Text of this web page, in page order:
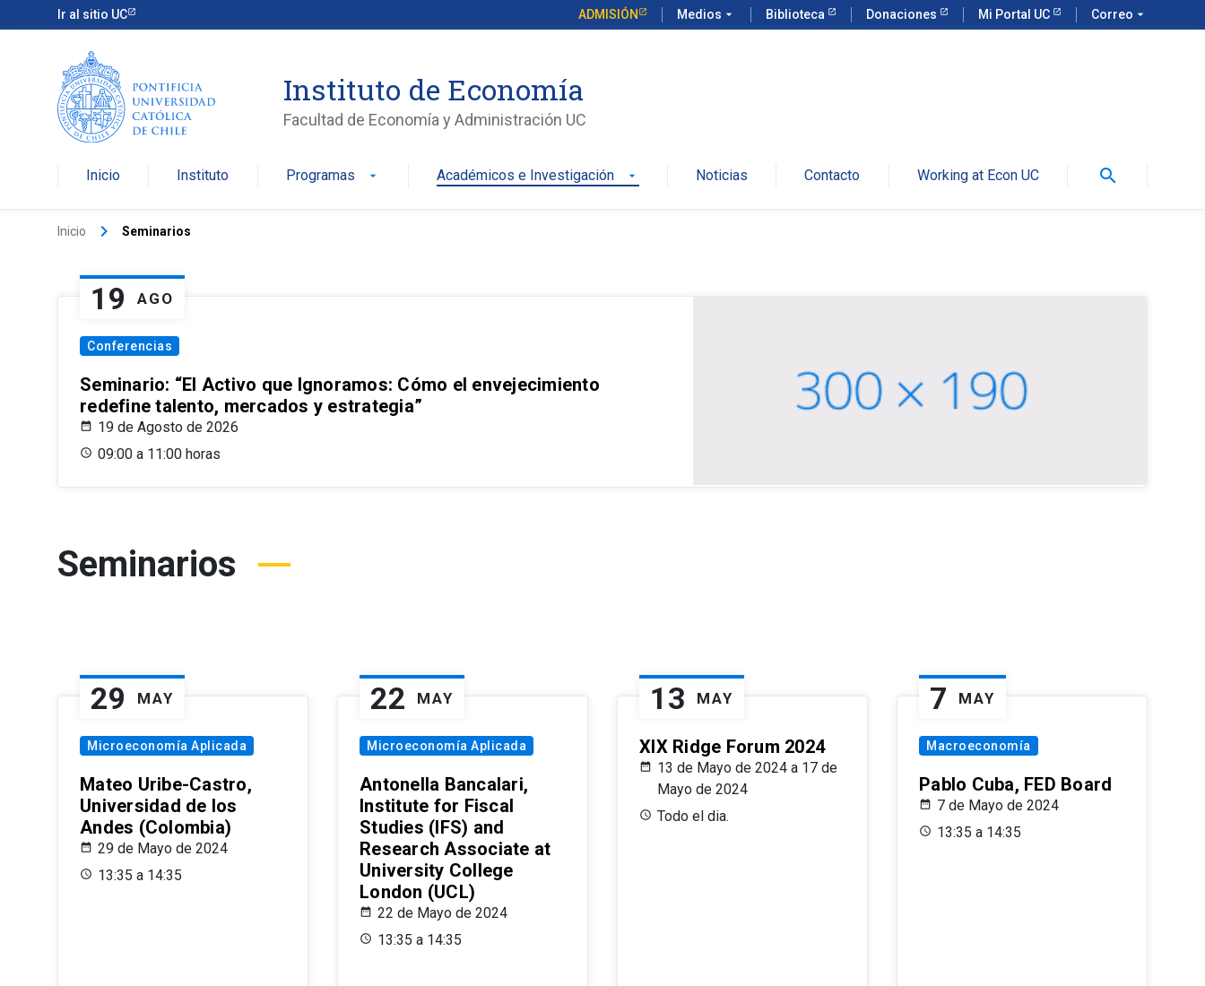
Ir al sitio UC ADMISIÓN Medios arrow_drop_down Biblioteca Donaciones Mi Portal UC Correo arrow_drop_down
Instituto de Economía
Facultad de Economía y Administración UC
Inicio Instituto Programas arrow_drop_down Académicos e Investigación arrow_drop_down Noticias Contacto Working at Econ UC search
Inicio keyboard_arrow_right Seminarios
19 AGO
Conferencias
Seminario: “El Activo que Ignoramos: Cómo el envejecimiento
redefine talento, mercados y estrategia”
19 de Agosto de 2026
09:00 a 11:00 horas
Seminarios
29 MAY
Microeconomía Aplicada
Mateo Uribe-Castro,
Universidad de los
Andes (Colombia)
29 de Mayo de 2024
13:35 a 14:35
22 MAY
Microeconomía Aplicada
Antonella Bancalari,
Institute for Fiscal
Studies (IFS) and
Research Associate at
University College
London (UCL)
22 de Mayo de 2024
13:35 a 14:35
13 MAY
XIX Ridge Forum 2024
13 de Mayo de 2024 a 17 de
Mayo de 2024
Todo el dia.
7 MAY
Macroeconomía
Pablo Cuba, FED Board
7 de Mayo de 2024
13:35 a 14:35